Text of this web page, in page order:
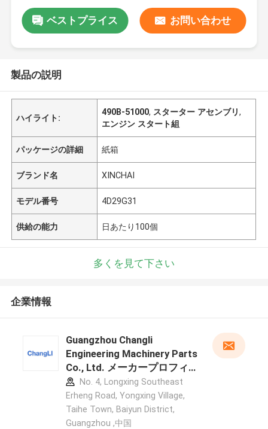
ベストプライス お問い合わせ
製品の説明
ハイライト:
490B-51000, スターター アセンブリ,
エンジン スタート組
パッケージの詳細 紙箱
ブランド名 XINCHAI
モデル番号 4D29G31
供給の能力 日あたり100個
多くを見て下さい
企業情報
Guangzhou Changli
Engineering Machinery Parts
Co., Ltd. メーカープロフィ
ールNo. 4, Longxing Southeast
Erheng Road, Yongxing Village,
Taihe Town, Baiyun District,
Guangzhou ,中国